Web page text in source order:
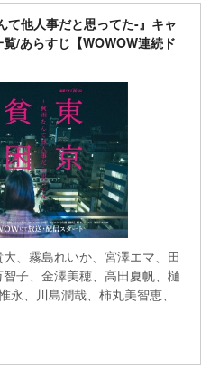
て他人事だと思ってた-』キャ
/あらすじ【WOWOW連続ド
大、霧島れいか、宮澤エマ、田
子、金澤美穂、高田夏帆、樋
、川島潤哉、柿丸美智恵、